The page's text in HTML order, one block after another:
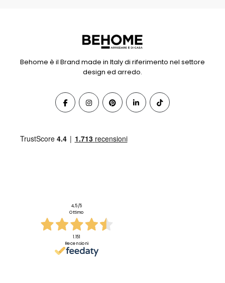
Behome è il Brand made in Italy di riferimento nel settore
design ed arredo.
4,5/5
Ottimo
1.151
Recensioni